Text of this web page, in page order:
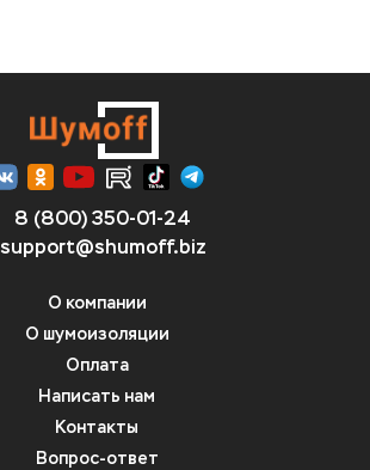
8 (800) 350-01-24
support@shumoff.biz
О компании
О шумоизоляции
Оплата
Написать нам
Контакты
Вопрос-ответ